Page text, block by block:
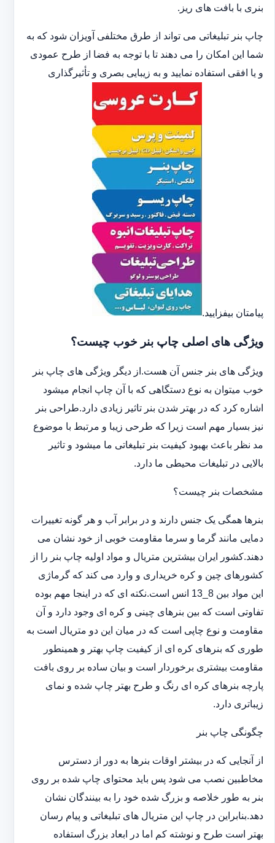
بنری با بافت های ریز.
چاپ بنر تبلیغاتی می تواند از طرق مختلفی آویزان شود که به
شما این امکان را می دهند تا با توجه به فضا از طرح عمودی
و یا افقی استفاده نمایید و به زیبایی بصری و تأثیرگذاری
پیامتان بیفزایید.
ویژگی های اصلی چاپ بنر خوب چیست؟
ویژگی های بنر جنس آن هست.از دیگر ویژگی های چاپ بنر
خوب میتوان به نوع دستگاهی که با آن چاپ انجام میشود
اشاره کرد که در بهتر شدن بنر تاثیر زیادی دارد.طراحی بنر
نیز بسیار مهم است زیرا که طرحی زیبا و مرتبط با موضوع
مد نظر باعث بهبود کیفیت بنر تبلیغاتی ما میشود و تاثیر
بالایی در تبلیغات محیطی ما دارد.
مشخصات بنر چیست؟
بنرها همگی یک جنس دارند و در برابر آب و هر گونه تغییرات
دمایی مانند گرما و سرما مقاومت خوبی از خود نشان می
دهند.کشور ایران بیشترین متریال و مواد اولیه چاپ بنر را از
کشورهای چین و کره خریداری و وارد می کند که گرماژی
این مواد بین 8_13 انس است.نکته ای که در اینجا مهم بوده
تفاوتی است که بین بنرهای چینی و کره ای وجود دارد و آن
مقاومت و نوع چاپی است که در میان این دو متریال است به
طوری که بنرهای کره ای از کیفیت چاپ بهتر و همینطور
مقاومت بیشتری برخوردار است و بیان ساده بر روی بافت
پارچه بنرهای کره ای رنگ و طرح بهتر چاپ شده و نمای
زیباتری دارد.
چگونگی چاپ بنر
از آنجایی که در بیشتر اوقات بنرها به دور از دسترس
مخاطبین نصب می شود پس باید محتوای چاپ شده بر روی
بنر به طور خلاصه و بزرگ شده خود را به بینندگان نشان
دهد.بنابراین در چاپ این متریال های تبلیغاتی و پیام رسان
بهتر است طرح و نوشته کم اما در ابعاد بزرگ استفاده